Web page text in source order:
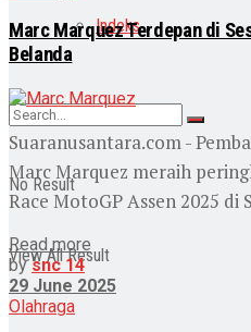
Indeks
No Result
View All Result
Marc Marquez Terdepan di
Belanda
Suaranusantara.com -
Marc Marquez meraih
Race MotoGP Assen 2025 di
Read more
by snc 14
29 June 2025
Olahraga